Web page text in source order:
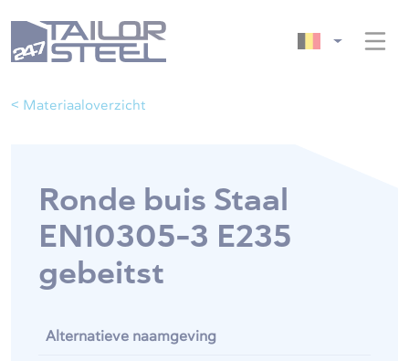
< Materiaaloverzicht
Ronde buis Staal
EN10305-3 E235
gebeitst
Alternatieve naamgeving